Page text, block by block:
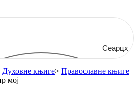
Сеарцх
Духовне књиге> Православне књиге
мој